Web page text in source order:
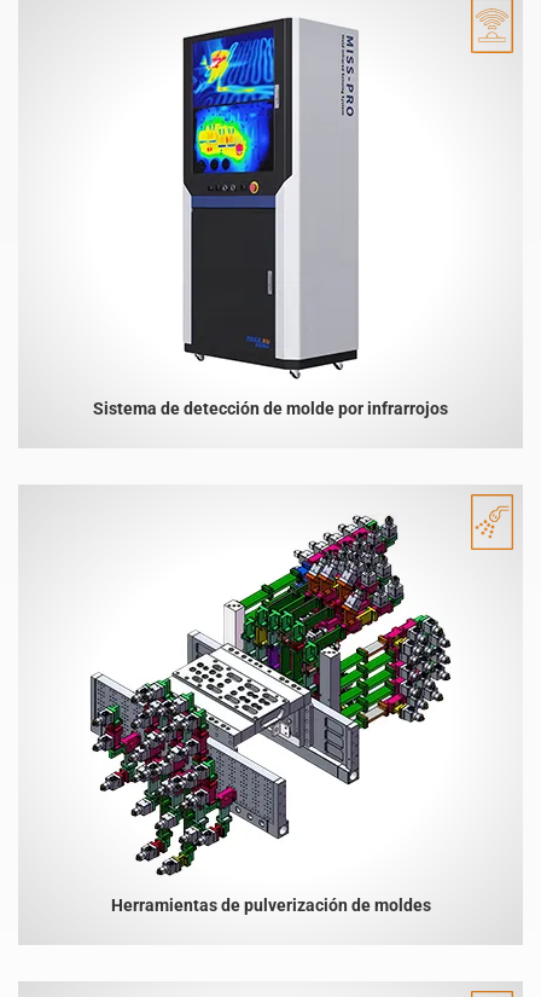
Sistema de detección de molde por infrarrojos
Herramientas de pulverización de moldes